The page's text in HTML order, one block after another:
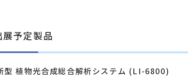
展予定製品
型 植物光合成総合解析システム (LI-6800)